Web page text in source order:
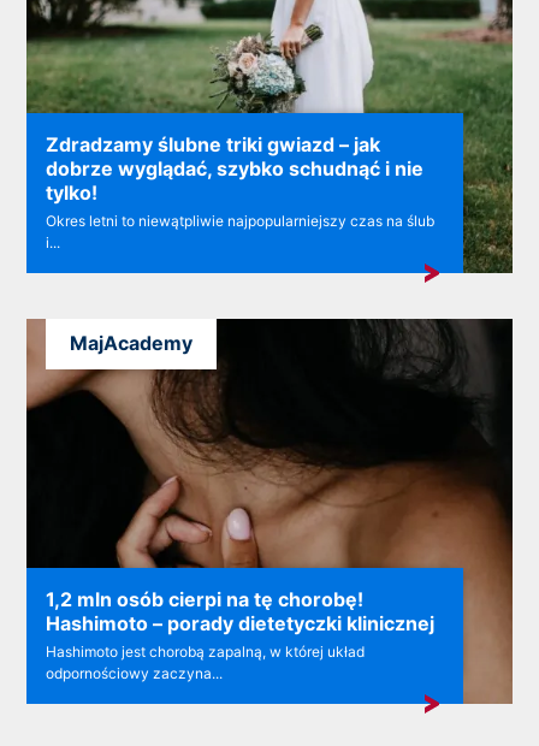
Zdradzamy ślubne triki gwiazd – jak
dobrze wyglądać, szybko schudnąć i nie
tylko!
Okres letni to niewątpliwie najpopularniejszy czas na ślub
i...
1,2 mln osób cierpi na tę chorobę!
Hashimoto – porady dietetyczki klinicznej
Hashimoto jest chorobą zapalną, w której układ
odpornościowy zaczyna...
MajAcademy